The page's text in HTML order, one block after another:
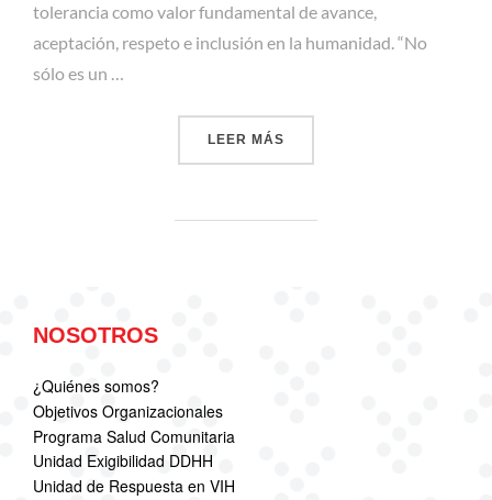
tolerancia como valor fundamental de avance,
aceptación, respeto e inclusión en la humanidad. “No
sólo es un …
LEER MÁS
NOSOTROS
¿Quiénes somos?
Objetivos Organizacionales
Programa Salud Comunitaria
Unidad Exigibilidad DDHH
Unidad de Respuesta en VIH